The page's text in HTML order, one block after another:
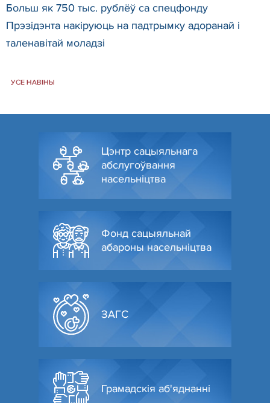
Больш як 750 тыс. рублёў са спецфонду
Прэзідэнта накіруюць на падтрымку адоранай і
таленавітай моладзі
УСЕ НАВІНЫ
Цэнтр сацыяльнага
абслугоўвання
насельніцтва
Фонд сацыяльнай
абароны насельніцтва
ЗАГС
Грамадскія аб'яднанні